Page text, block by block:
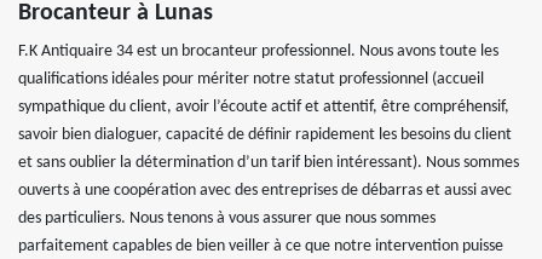
Brocanteur à Lunas
F.K Antiquaire 34 est un brocanteur professionnel. Nous avons toute les
qualifications idéales pour mériter notre statut professionnel (accueil
sympathique du client, avoir l’écoute actif et attentif, être compréhensif,
savoir bien dialoguer, capacité de définir rapidement les besoins du client
et sans oublier la détermination d’un tarif bien intéressant). Nous sommes
ouverts à une coopération avec des entreprises de débarras et aussi avec
des particuliers. Nous tenons à vous assurer que nous sommes
parfaitement capables de bien veiller à ce que notre intervention puisse